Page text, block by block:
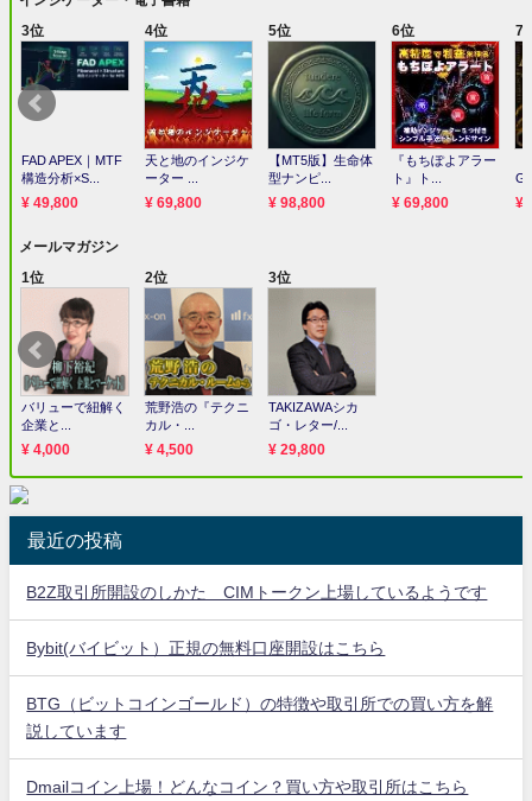
最近の投稿
B2Z取引所開設のしかた CIMトークン上場しているようです
Bybit(バイビット）正規の無料口座開設はこちら
BTG（ビットコインゴールド）の特徴や取引所での買い方を解
説しています
Dmailコイン上場！どんなコイン？買い方や取引所はこちら